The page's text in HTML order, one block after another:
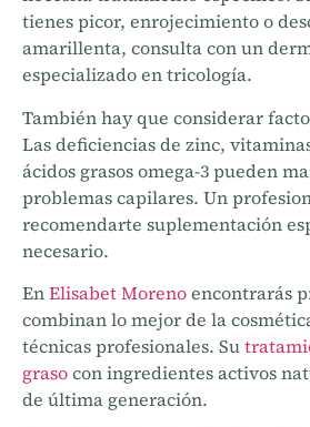
tienes picor, enrojecimiento o
amarillenta, consulta con un
especializado en tricología.
También hay que considerar
Las deficiencias de zinc,
ácidos grasos omega-3 pueden
problemas capilares. Un
recomendarte suplementación
necesario.
EnElisabet Morenoencontrarás
combinan lo mejor de la
técnicas profesionales. Su
grasocon ingredientes activos
de última generación.